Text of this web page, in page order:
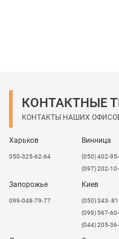
КОНТАКТНЫЕ
КОНТАКТЫ НАШИХ
Харьков
050-325-62-64
Винница
(050) 402-
(097) 202-
Запорожье
099-048-79-77
Киев
(050) 343-
(099) 567-
(044) 205-